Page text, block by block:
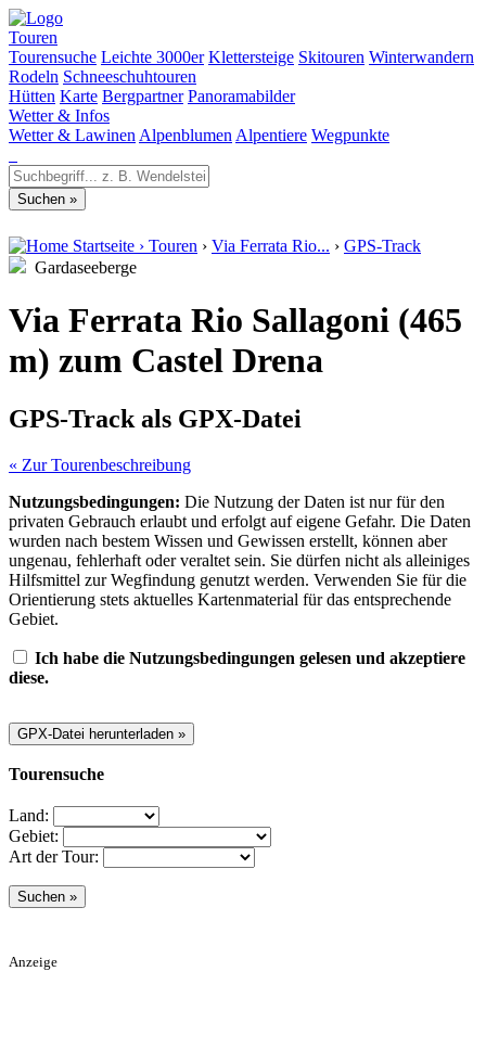
Touren
Tourensuche Leichte 3000er Klettersteige Skitouren Winterwandern
Rodeln Schneeschuhtouren
Hütten Karte Bergpartner Panoramabilder
Wetter & Infos
Wetter & Lawinen Alpenblumen Alpentiere Wegpunkte
Startseite › Touren › Via Ferrata Rio... › GPS-Track
Gardaseeberge
Via Ferrata Rio Sallagoni (465
m) zum Castel Drena
GPS-Track als GPX-Datei
« Zur Tourenbeschreibung
Nutzungsbedingungen: Die Nutzung der Daten ist nur für den
privaten Gebrauch erlaubt und erfolgt auf eigene Gefahr. Die Daten
wurden nach bestem Wissen und Gewissen erstellt, können aber
ungenau, fehlerhaft oder veraltet sein. Sie dürfen nicht als alleiniges
Hilfsmittel zur Wegfindung genutzt werden. Verwenden Sie für die
Orientierung stets aktuelles Kartenmaterial für das entsprechende
Gebiet.
Ich habe die Nutzungsbedingungen gelesen und akzeptiere
diese.
Tourensuche
Land:
Gebiet:
Art der Tour:
Anzeige